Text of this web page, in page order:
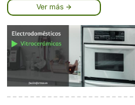
Ver más